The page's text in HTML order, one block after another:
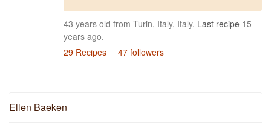
43 years old from Turin, Italy, Italy. Last recipe 15
years ago.
29 Recipes
47 followers
Ellen Baeken